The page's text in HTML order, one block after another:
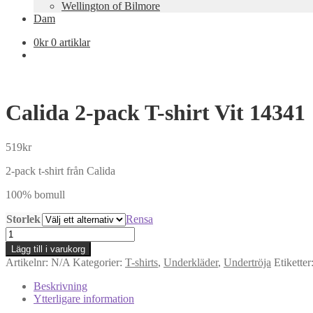
Wellington of Bilmore
Dam
0kr 0 artiklar
Calida 2-pack T-shirt Vit 14341
519kr
2-pack t-shirt från Calida
100% bomull
Storlek
Rensa
Calida
2-
pack
T-
shirt
Lägg till i varukorg
Artikelnr: N/A Kategorier: T-shirts, Underkläder, Undertröja Etiketter:
Beskrivning
Ytterligare information